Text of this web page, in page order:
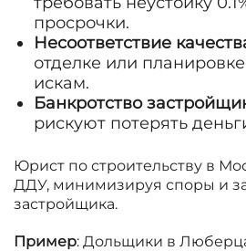
просрочки.
Несоответствие
отделке или
искам.
Банкротство
рискуют потерять
Юрист по строительству в
ДДУ, минимизируя споры и
застройщика.
Пример: Дольщики в